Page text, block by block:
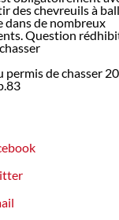
des chevreuils à
dans de nombreux
Question
permis de chasser